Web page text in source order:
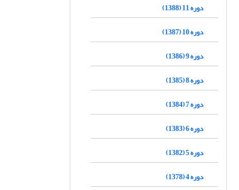
دوره 11 (1388)
دوره 10 (1387)
دوره 9 (1386)
دوره 8 (1385)
دوره 7 (1384)
دوره 6 (1383)
دوره 5 (1382)
دوره 4 (1378)